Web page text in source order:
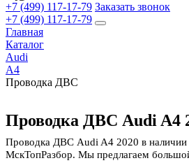
+7 (499) 117-17-79 Заказать звонок
+7 (499) 117-17-79
Главная
Каталог
Audi
A4
Проводка ДВС
Проводка ДВС Audi A4
Проводка ДВС Audi A4 2020 в наличии
МскТопРазбор. Мы предлагаем